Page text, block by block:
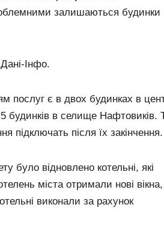
залишаються будинки
Інфо.
послуг є в двох будинках в
будинків в селище Нафтовиків.
підключать після їх закінчення.
було відновлено котельні, які
міста отримали нові вікна,
виконали за рахунок